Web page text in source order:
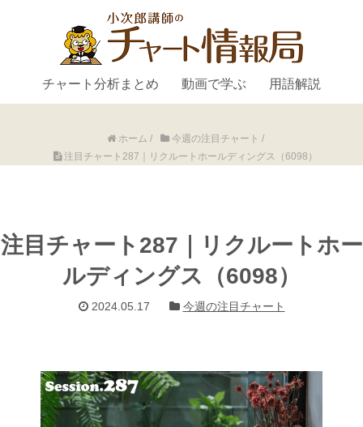
チャート分析まとめ 動画で学ぶ 用語解説
ホーム / 今週の注目チャート /
注目チャート287｜リクルートホールディングス（6098）
注目チャート287｜リクルートホー
ルディングス（6098）
2024.05.17 今週の注目チャート